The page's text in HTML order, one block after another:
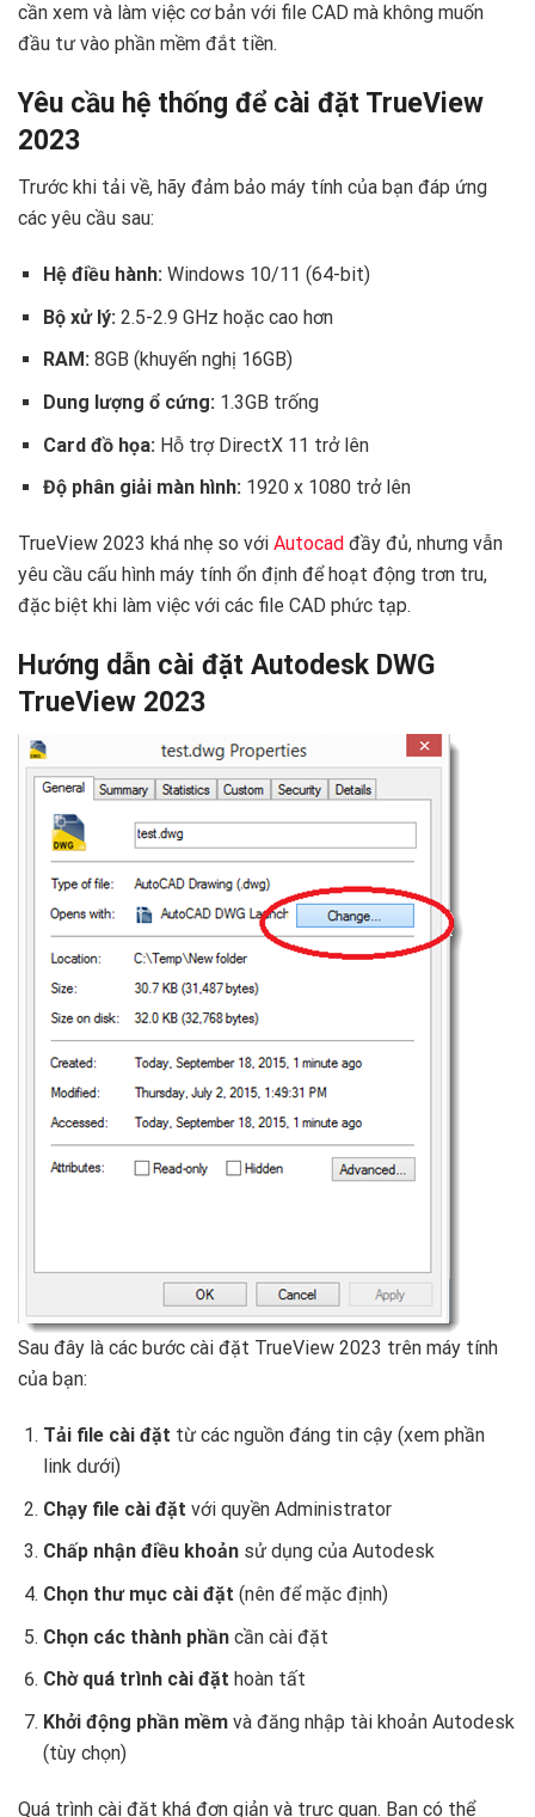
cần xem và làm việc cơ bản với file CAD mà không muốn
đầu tư vào phần mềm đắt tiền.
Yêu cầu hệ thống để cài đặt TrueView
2023
Trước khi tải về, hãy đảm bảo máy tính của bạn đáp ứng
các yêu cầu sau:
Hệ điều hành:Windows 10/11 (64-bit)
Bộ xử lý:2.5-2.9 GHz hoặc cao hơn
RAM:8GB (khuyến nghị 16GB)
Dung lượng ổ cứng:1.3GB trống
Card đồ họa: Hỗ trợ DirectX 11 trở lên
Độ phân giải màn hình:1920 x 1080 trở lên
TrueView 2023 khá nhẹ so với Autocad đầy đủ, nhưng vẫn
yêu cầu cấu hình máy tính ổn định để hoạt động trơn tru,
đặc biệt khi làm việc với các file CAD phức tạp.
Hướng dẫn cài đặt Autodesk DWG
TrueView 2023 ️
Sau đây là các bước cài đặt TrueView 2023 trên máy tính
của bạn:
Tải file cài đặt từ các nguồn đáng tin cậy (xem phần
link dưới)
Chạy file cài đặt với quyền Administrator
Chấp nhận điều khoảnsử dụng của Autodesk
Chọn thư mục cài đặt (nên để mặc định)
Chọn các thành phầncần cài đặt
Chờ quá trình cài đặt hoàn tất
Khởi động phần mềmvà đăng nhập tài khoản Autodesk
(tùy chọn)
Quá trình cài đặt khá đơn giản và trực quan. Bạn có thể